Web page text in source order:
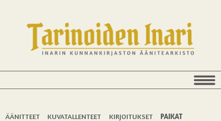
ÄÄNITTEET KUVATALLENTEET KIRJOITUKSET
PAIKAT